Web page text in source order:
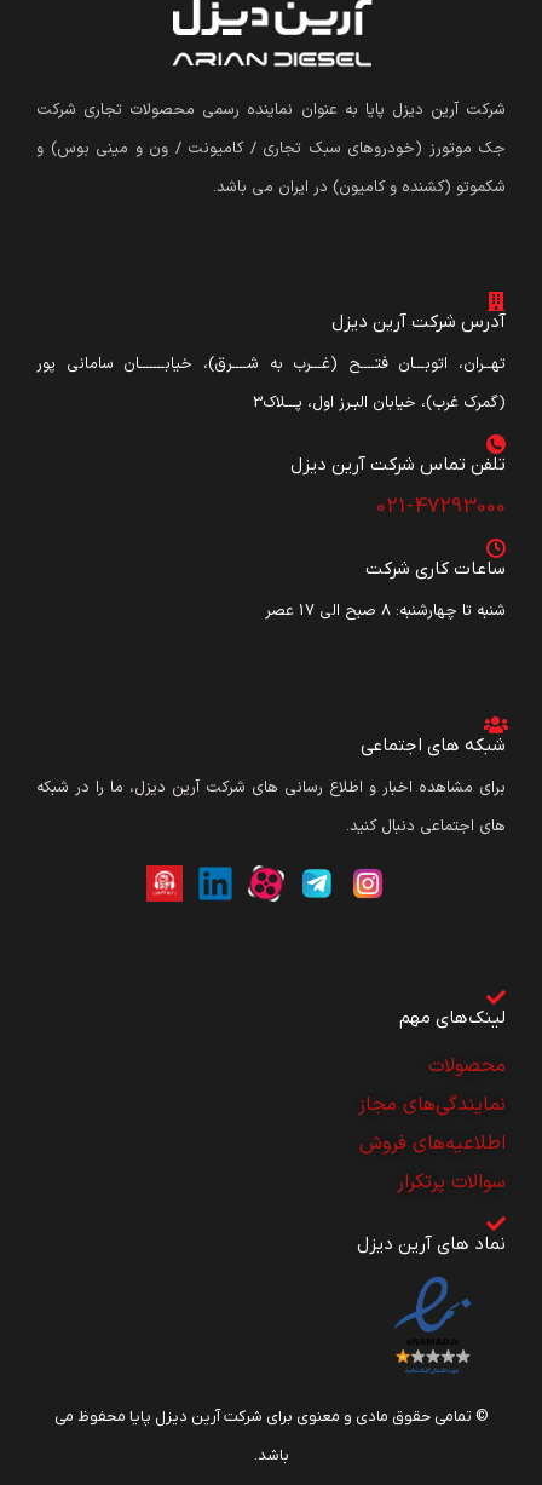
شرکت آرین دیزل پایا به عنوان نماینده رسمی محصولات تجاری شرکت
جک موتورز (خودروهای سبک تجاری / کامیونت / ون و مینی بوس) و
شکموتو (کشنده و کامیون) در ایران می باشد.
آدرس شرکت آرین دیزل
تهــران، اتوبـــان فتــــح (غـــرب به شــــرق)، خیابـــــــان سامانی پور
(گمرک غرب)، خیابان البـرز اول، پـــلاک3
تلفن تماس شرکت آرین دیزل​
021-47293000
ساعات کاری شرکت
شنبه تا چهارشنبه: ۸ صبح الی 17 عصر
شبکه های اجتماعی
برای مشاهده اخبار و اطلاع رسانی های شرکت آرین دیزل، ما را در شبکه
های اجتماعی دنبال کنید.
لینک‌های مهم
محصولات
نمایندگی‌های مجاز
اطلاعیه‌های فروش
سوالات پرتکرار
نماد های آرین دیزل
© تمامی حقوق مادی و معنوی برای شرکت آرین دیزل پایا محفوظ می
باشد.